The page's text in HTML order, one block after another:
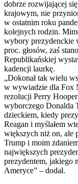
dobrze rozwijającej
krajowym, nie
w ostatnim roku
kolejnych rodzin.
wybory prezydenckie
proc. głosów, zaś
Republikańskiej
kadencji laurkę.
„Dokonał tak wielu
w wywiadzie dla Fox
rezolucji Perry
wyborczego Donalda
dzieckiem, kiedy
Reagan i myślałem
większych niż on, ale
Trump i moim
największych
prezydentem,
Ameryce” – dodał.